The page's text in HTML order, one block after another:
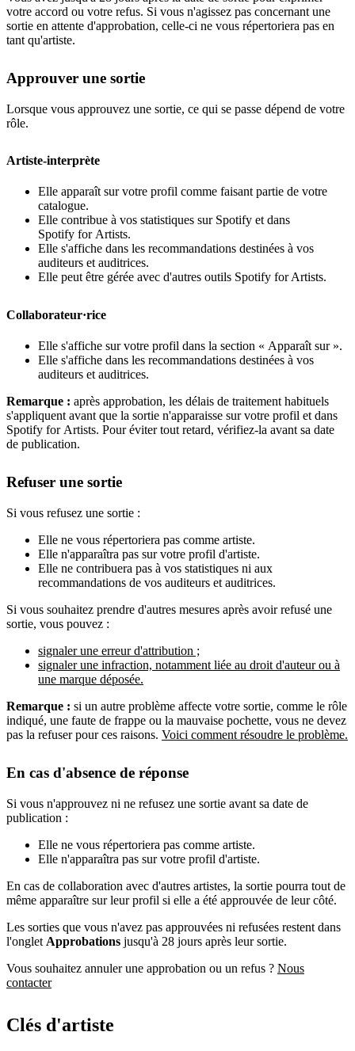
votre accord ou votre refus. Si vous n'agissez pas concernant une
sortie en attente d'approbation, celle-ci ne vous répertoriera pas en
tant qu'artiste.
Approuver une sortie
Lorsque vous approuvez une sortie, ce qui se passe dépend de votre
rôle.
Artiste-interprète
Elle apparaît sur votre profil comme faisant partie de votre
catalogue.
Elle contribue à vos statistiques sur Spotify et dans
Spotify for Artists.
Elle s'affiche dans les recommandations destinées à vos
auditeurs et auditrices.
Elle peut être gérée avec d'autres outils Spotify for Artists.
Collaborateur·rice
Elle s'affiche sur votre profil dans la section « Apparaît sur ».
Elle s'affiche dans les recommandations destinées à vos
auditeurs et auditrices.
Remarque : après approbation, les délais de traitement habituels
s'appliquent avant que la sortie n'apparaisse sur votre profil et dans
Spotify for Artists. Pour éviter tout retard, vérifiez-la avant sa date
de publication.
Refuser une sortie
Si vous refusez une sortie :
Elle ne vous répertoriera pas comme artiste.
Elle n'apparaîtra pas sur votre profil d'artiste.
Elle ne contribuera pas à vos statistiques ni aux
recommandations de vos auditeurs et auditrices.
Si vous souhaitez prendre d'autres mesures après avoir refusé une
sortie, vous pouvez :
signaler une erreur d'attribution ;
signaler une infraction, notamment liée au droit d'auteur ou à
une marque déposée.
Remarque : si un autre problème affecte votre sortie, comme le rôle
indiqué, une faute de frappe ou la mauvaise pochette, vous ne devez
pas la refuser pour ces raisons. Voici comment résoudre le problème.
En cas d'absence de réponse
Si vous n'approuvez ni ne refusez une sortie avant sa date de
publication :
Elle ne vous répertoriera pas comme artiste.
Elle n'apparaîtra pas sur votre profil d'artiste.
En cas de collaboration avec d'autres artistes, la sortie pourra tout de
même apparaître sur leur profil si elle a été approuvée de leur côté.
Les sorties que vous n'avez pas approuvées ni refusées restent dans
l'onglet Approbations jusqu'à 28 jours après leur sortie.
Vous souhaitez annuler une approbation ou un refus ? Nous
contacter
Clés d'artiste